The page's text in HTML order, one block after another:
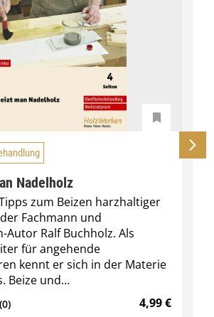
Nadelholz
zum Beizen harzhaltiger
Fachmann und
Autor Ralf Buchholz. Als
für angehende
kennt er sich in der Materie
Beize und...
(0) 4,99€